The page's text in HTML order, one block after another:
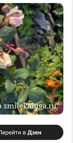
smilekaluga.ru